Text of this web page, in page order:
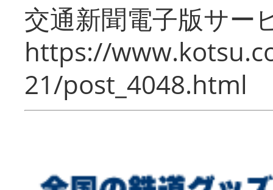
交通新聞電子版サー
https://
21/post_4048.html